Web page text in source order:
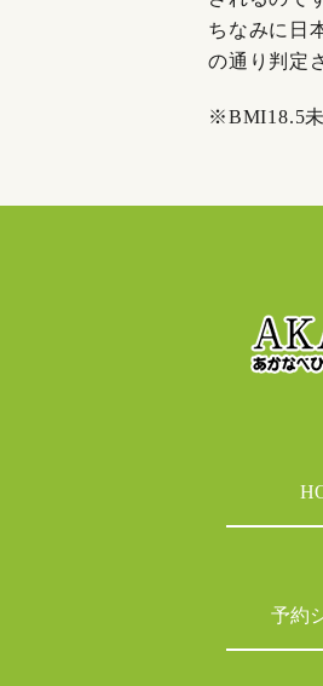
ちなみに日
の通り判定
※BMI18.5
予約